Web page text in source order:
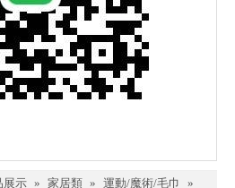
展示 » 家居類 » 運動/魔術/毛巾
»